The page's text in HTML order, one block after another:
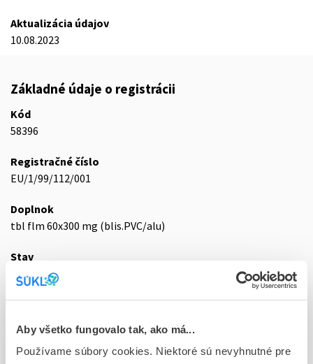
Aby všetko fungovalo tak, ako má...
Používame súbory cookies. Niektoré sú nevyhnutné pre
Aktualizácia údajov
10.08.2023
Základné údaje o registrácii
Kód
58396
Registračné číslo
EU/1/99/112/001
Doplnok
tbl flm 60x300 mg (blis.PVC/alu)
Stav
E - EU registrácia
Typ registračnej procedúry
Držiteľ, krajina